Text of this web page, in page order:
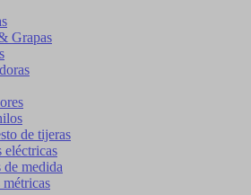
Grapas
de tijeras
eléctricas
de medida